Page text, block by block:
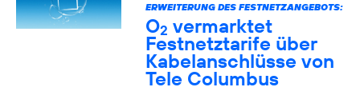
ERWEITERUNG DES FESTNETZANGEBOTS:
O2 vermarktet
Festnetztarife über
Kabelanschlüsse von
Tele Columbus